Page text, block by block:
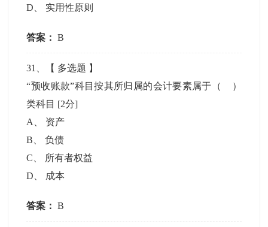
D
实用性原则
答案： B
31 、【 多选题 】
“预收账款”科目按其所归属的会计要素属于（ ）
类科目 [2分]
A
资产
B 、负债
C
所有者权益
D
成本
答案： B